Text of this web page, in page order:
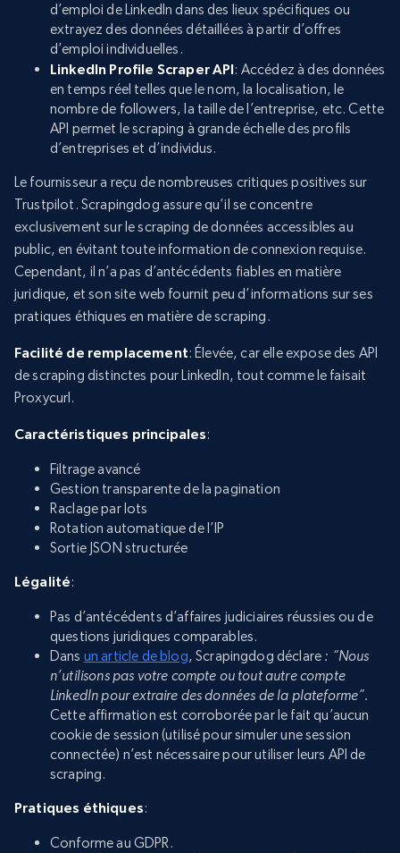
d’emploi de LinkedIn dans des lieux spécifiques ou
extrayez des données détaillées à partir d’offres
d’emploi individuelles.
LinkedIn Profile Scraper API: Accédez à des données
en temps réel telles que le nom, la localisation, le
nombre de followers, la taille de l’entreprise, etc. Cette
API permet le scraping à grande échelle des profils
d’entreprises et d’individus.
Le fournisseur a reçu de nombreuses critiques positives sur
Trustpilot. Scrapingdog assure qu’il se concentre
exclusivement sur le scraping de données accessibles au
public, en évitant toute information de connexion requise.
Cependant, il n’a pas d’antécédents fiables en matière
juridique, et son site web fournit peu d’informations sur ses
pratiques éthiques en matière de scraping.
Facilité de remplacement: Élevée, car elle expose des API
de scraping distinctes pour LinkedIn, tout comme le faisait
Proxycurl.
Caractéristiques principales:
Filtrage avancé
Gestion transparente de la pagination
Raclage par lots
Rotation automatique de l’IP
Sortie JSON structurée
Légalité:
Pas d’antécédents d’affaires judiciaires réussies ou de
questions juridiques comparables.
Dans un article de blog, Scrapingdog déclare : “Nous
n’utilisons pas votre compte ou tout autre compte
LinkedIn pour extraire des données de la plateforme”.
Cette affirmation est corroborée par le fait qu’aucun
cookie de session (utilisé pour simuler une session
connectée) n’est nécessaire pour utiliser leurs API de
scraping.
Pratiques éthiques:
Conforme au GDPR.